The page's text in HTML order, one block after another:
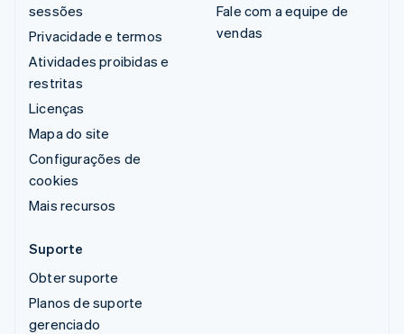
sessões
Privacidade e termos
Atividades proibidas e
restritas
Licenças
Mapa do site
Configurações de
cookies
Mais recursos
Fale com a equipe de
vendas
Suporte
Obter suporte
Planos de suporte
gerenciado